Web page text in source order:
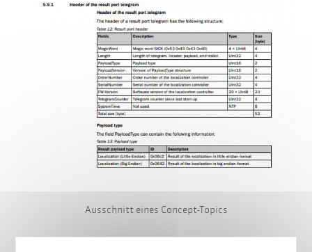
Ausschnitt eines Concept-Topics